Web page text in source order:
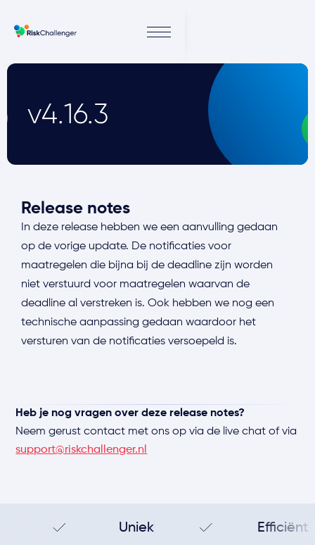
v4.16.3
Release notes
In deze release hebben we een aanvulling gedaan
op de vorige update. De notificaties voor
maatregelen die bijna bij de deadline zijn worden
niet verstuurd voor maatregelen waarvan de
deadline al verstreken is. Ook hebben we nog een
technische aanpassing gedaan waardoor het
versturen van de notificaties versoepeld is.
Heb je nog vragen over deze release notes?
Neem gerust contact met ons op via de live chat of via
support@riskchallenger.nl
Uniek Efficiënt